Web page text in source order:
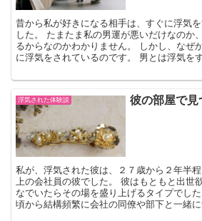
昔から私が好きになる相手は、すぐに浮気
した。 たまたま私の男運が悪いだけなのか
るからなのかわかりません。 しかし、なぜ
に浮気をされているのです。 男とは浮気を
浮気された体験談 彼の部屋で見
私が、浮気された彼は、２７歳から２年半
上の会社員の彼でした。 彼はもともと出世
なでいたらその場を盛り上げるタイプでし
頃から結構頻繁に会社の同僚や部下と一緒